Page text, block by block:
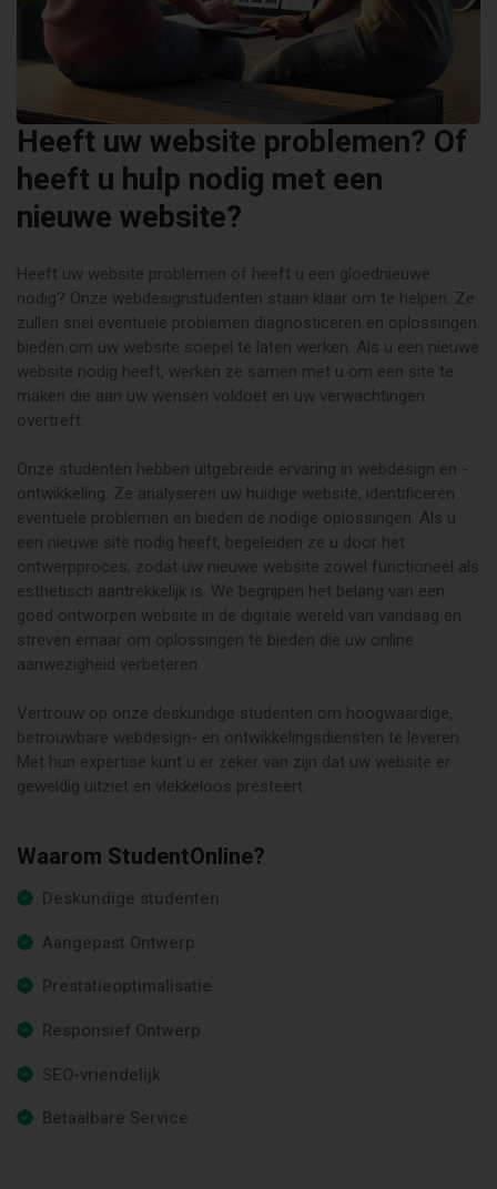
Heeft uw website problemen? Of
heeft u hulp nodig met een
nieuwe website?
Heeft uw website problemen of heeft u een gloednieuwe
nodig? Onze webdesignstudenten staan klaar om te helpen. Ze
zullen snel eventuele problemen diagnosticeren en oplossingen
bieden om uw website soepel te laten werken. Als u een nieuwe
website nodig heeft, werken ze samen met u om een site te
maken die aan uw wensen voldoet en uw verwachtingen
overtreft.
Onze studenten hebben uitgebreide ervaring in webdesign en -
ontwikkeling. Ze analyseren uw huidige website, identificeren
eventuele problemen en bieden de nodige oplossingen. Als u
een nieuwe site nodig heeft, begeleiden ze u door het
ontwerpproces, zodat uw nieuwe website zowel functioneel als
esthetisch aantrekkelijk is. We begrijpen het belang van een
goed ontworpen website in de digitale wereld van vandaag en
streven ernaar om oplossingen te bieden die uw online
aanwezigheid verbeteren.
Vertrouw op onze deskundige studenten om hoogwaardige,
betrouwbare webdesign- en ontwikkelingsdiensten te leveren.
Met hun expertise kunt u er zeker van zijn dat uw website er
geweldig uitziet en vlekkeloos presteert.
Waarom StudentOnline?
Deskundige studenten
Aangepast Ontwerp
Prestatieoptimalisatie
Responsief Ontwerp
SEO-vriendelijk
Betaalbare Service